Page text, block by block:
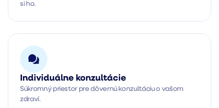
si ho.
Individuálne konzultácie
Súkromný priestor pre dôvernú konzultáciu o vašom
zdraví.